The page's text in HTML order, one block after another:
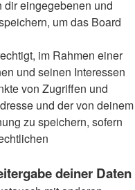
dir eingegebenen und
um das Board
im Rahmen einer
und seinen Interessen
von Zugriffen und
und der von deinem
zu speichern, sofern
deiner Daten